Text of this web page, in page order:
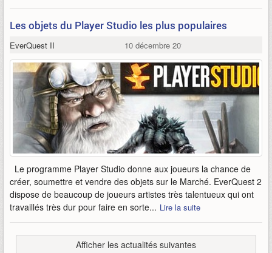
Les objets du Player Studio les plus populaires
EverQuest II 10 décembre 2014
Le programme Player Studio donne aux joueurs la chance de
créer, soumettre et vendre des objets sur le Marché. EverQuest 2
dispose de beaucoup de joueurs artistes très talentueux qui ont
travaillés très dur pour faire en sorte... Lire la suite
Afficher les actualités suivantes